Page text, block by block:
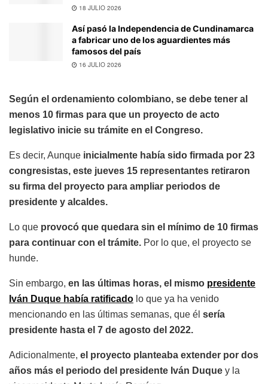
18 JULIO 2026
Así pasó la Independencia de Cundinamarca
a fabricar uno de los aguardientes más
famosos del país
16 JULIO 2026
Según el ordenamiento colombiano, se debe tener al
menos 10 firmas para que un proyecto de acto
legislativo inicie su trámite en el Congreso.
Es decir, Aunque inicialmente había sido firmada por 23
congresistas, este jueves 15 representantes retiraron
su firma del proyecto para ampliar periodos de
presidente y alcaldes.
Lo que provocó que quedara sin el mínimo de 10 firmas
para continuar con el trámite. Por lo que, el proyecto se
hunde.
Sin embargo, en las últimas horas, el mismo presidente
Iván Duque había ratificado lo que ya ha venido
mencionando en las últimas semanas, que él sería
presidente hasta el 7 de agosto del 2022.
Adicionalmente, el proyecto planteaba extender por dos
años más el periodo del presidente Iván Duque y la